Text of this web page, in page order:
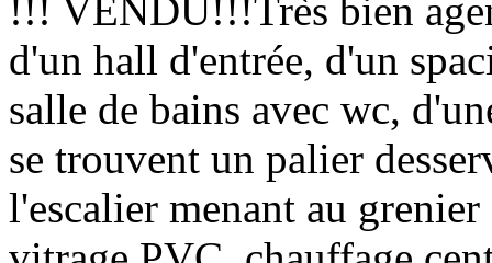
!!! VENDU!!!Très bien
d'un hall d'entrée, d'un
salle de bains avec wc,
se trouvent un palier
l'escalier menant au